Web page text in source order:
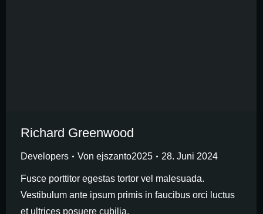
Richard Greenwood
Developers Von ejszanto2025 28. Juni 2024
Fusce porttitor egestas tortor vel malesuada.
Vestibulum ante ipsum primis in faucibus orci luctus
et ultrices posuere cubilia.